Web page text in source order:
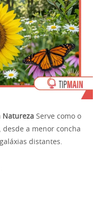
Natureza Serve como o
a menor concha
distantes.